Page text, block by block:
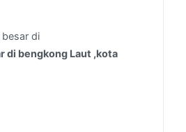
di
di bengkong Laut ,kota